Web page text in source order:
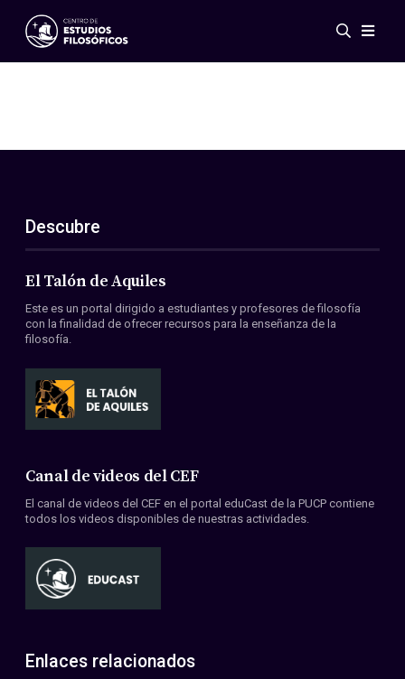
Eventos
ES
EN
Acerca de nosotros
Miembros
Convenios
Descubre
El Talón de Aquiles
Este es un portal dirigido a estudiantes y profesores de filosofía
con la finalidad de ofrecer recursos para la enseñanza de la
filosofía.
Canal de videos del CEF
El canal de videos del CEF en el portal eduCast de la PUCP contiene
todos los videos disponibles de nuestras actividades.
Enlaces relacionados